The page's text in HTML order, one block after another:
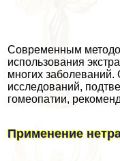
Современным
использования
многих заболеваний.
исследований,
гомеопатии,
Применение